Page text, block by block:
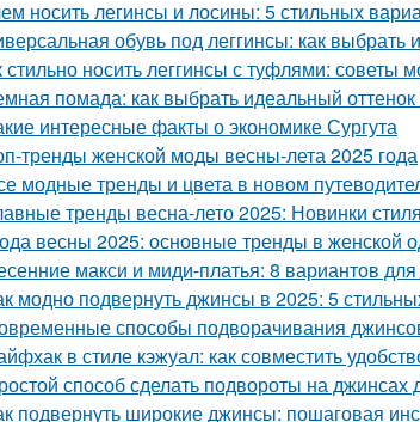
носить легинсы и лосины: 5 стильных
обувь под леггинсы: как выбрать
стильно носить леггинсы с туфлями: советы
помада: как выбрать идеальный
интересные факты о экономике Сургута
тренды женской моды весны-лета 2025 года
модные тренды и цвета в новом
тренды весна-лето 2025: Новинки
весны 2025: основные тренды в женской
макси и миди-платья: 8 вариантов
модно подвернуть джинсы в 2025: 5
способы подворачивания
в стиле кэжуал: как совместить
способ сделать подвороты на джинсах
подвернуть широкие джинсы: пошаговая